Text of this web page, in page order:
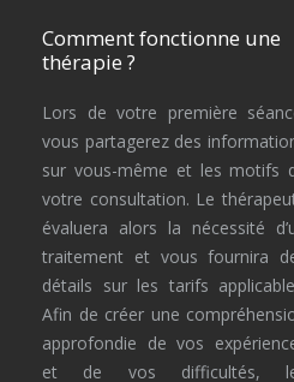
Comment fonctionne une
thérapie ?
Lors de votre première
vous partagerez des
sur vous-même et les motifs
votre consultation. Le
évaluera alors la nécessité
traitement et vous fournira
détails sur les tarifs
Afin de créer une
approfondie de vos
et de vos difficultés,